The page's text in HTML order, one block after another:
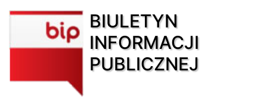
BIULETYN
INFORMACJI
PUBLICZNEJ